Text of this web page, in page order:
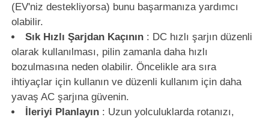
(EV'niz destekliyorsa) bunu başarmanıza yardımcı
olabilir.
Sık Hızlı Şarjdan Kaçının: DC hızlı şarjın düzenli
olarak kullanılması, pilin zamanla daha hızlı
bozulmasına neden olabilir. Öncelikle ara sıra
ihtiyaçlar için kullanın ve düzenli kullanım için daha
yavaş AC şarjına güvenin.
İleriyi Planlayın: Uzun yolculuklarda rotanızı,